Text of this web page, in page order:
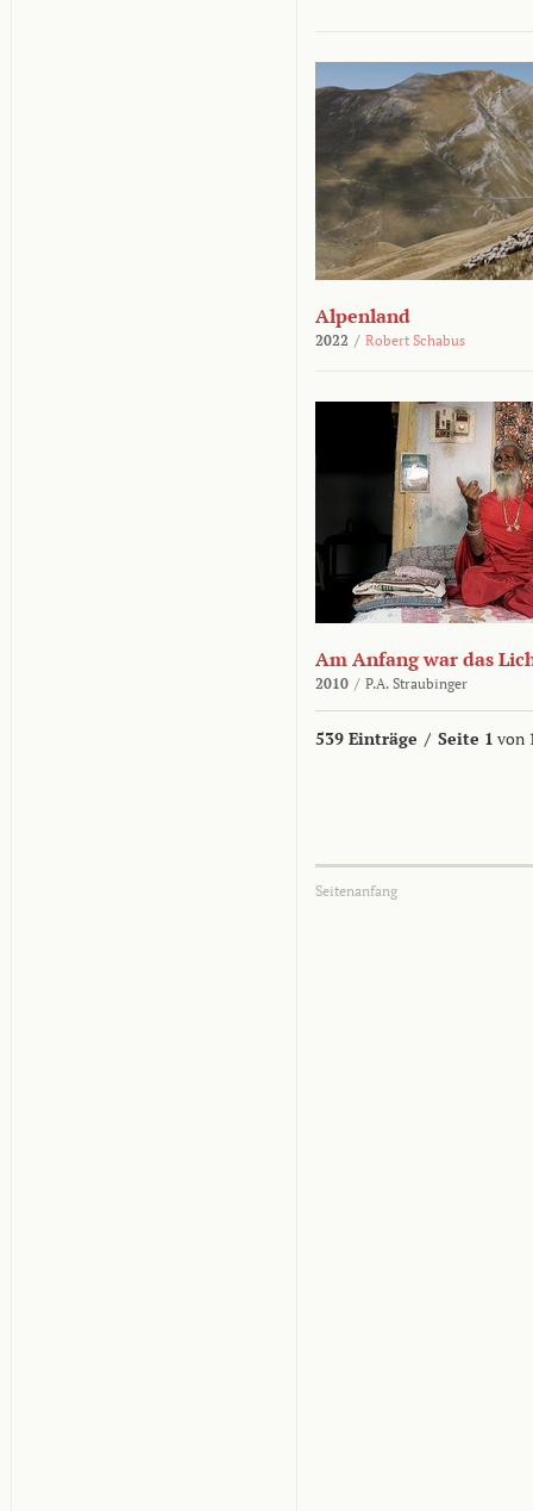
Alpenland
2022 / Robert Schabus
Am Anfang war das
2010 / P.A. Straubinger
539 Einträge / Seite 1 von
Seitenanfang